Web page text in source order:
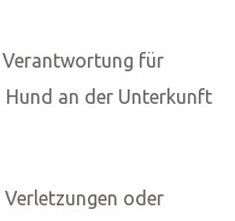
für
Hund an der Unterkunft
oder